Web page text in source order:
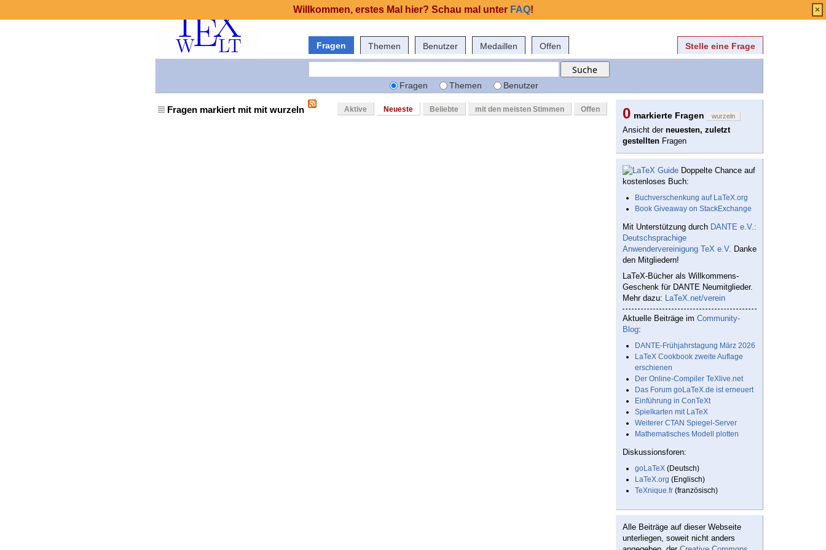
Fragen Themen Benutzer Medaillen Offen Stelle eine Frage
Fragen Themen Benutzer
Fragen markiert mit mit wurzeln Aktive Neueste Beliebte mit den meisten Stimmen Offen 0 markierte Fragen wurzeln
Ansicht der neuesten, zuletzt
gestellten Fragen
Doppelte Chance auf
kostenloses Buch:
Buchverschenkung auf LaTeX.org
Book Giveaway on StackExchange
Mit Unterstützung durch DANTE e.V.:
Deutschsprachige
Anwendervereinigung TeX e.V. Danke
den Mitgliedern!
LaTeX-Bücher als Willkommens-
Geschenk für DANTE Neumitglieder.
Mehr dazu: LaTeX.net/verein
Aktuelle Beiträge im Community-
Blog:
DANTE-Frühjahrstagung März 2026
LaTeX Cookbook zweite Auflage
erschienen
Der Online-Compiler TeXlive.net
Das Forum goLaTeX.de ist erneuert
Einführung in ConTeXt
Spielkarten mit LaTeX
Weiterer CTAN Spiegel-Server
Mathematisches Modell plotten
Diskussionsforen:
goLaTeX (Deutsch)
LaTeX.org (Englisch)
TeXnique.fr (französisch)
Alle Beiträge auf dieser Webseite
unterliegen, soweit nicht anders
Willkommen, erstes Mal hier? Schau mal unter FAQ! ×